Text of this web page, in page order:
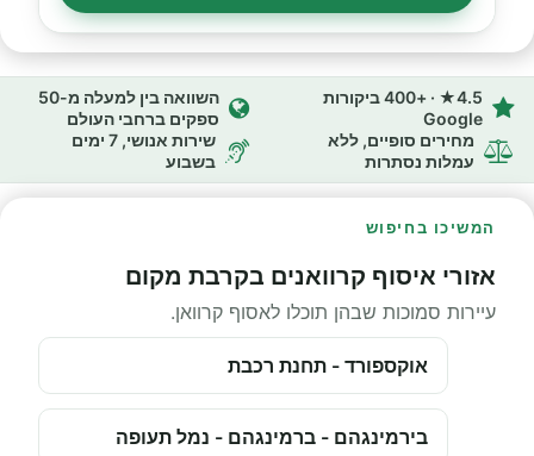
4.5★ · +400 ביקורות
Google
השוואה בין למעלה מ-50
ספקים ברחבי העולם
מחירים סופיים, ללא
עמלות נסתרות
שירות אנושי, 7 ימים
בשבוע
המשיכו בחיפוש
אזורי איסוף קרוואנים בקרבת מקום
עיירות סמוכות שבהן תוכלו לאסוף קרוואן.
אוקספורד - תחנת רכבת
בירמינגהם - ברמינגהם - נמל תעופה